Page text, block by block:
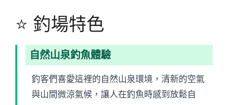
⭐ 釣場特色
自然山泉釣魚體驗
釣客們喜愛這裡的自然山泉環境，清新的空氣
與山間微涼氣候，讓人在釣魚時感到放鬆自